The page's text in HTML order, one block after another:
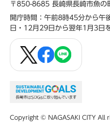
〒850-8685 長崎県長崎市魚の
開庁時間：午前8時45分から午
日・12月29日から翌年1月3日
Copyright © NAGASAKI CITY All